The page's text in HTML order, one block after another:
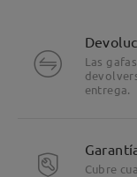
Las
entrega.
Cubre